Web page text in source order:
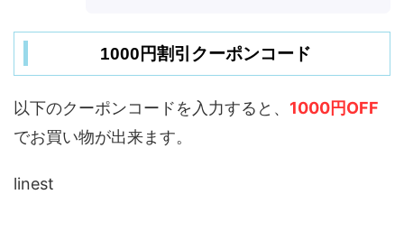
1000円割引クーポンコード
以下のクーポンコードを入力すると、 1000円OFF
でお買い物が出来ます。
linest